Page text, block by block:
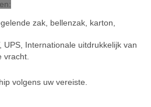
zak, bellenzak, karton,
UPS, Internationale uitdrukkelijk van
vracht.
volgens uw vereiste.